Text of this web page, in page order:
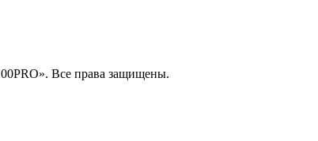
Все права защищены.